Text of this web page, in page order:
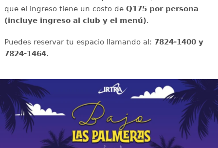
que el ingreso tiene un costo de Q175 por persona
(incluye ingreso al club y el menú).
Puedes reservar tu espacio llamando al: 7824-1400 y
7824-1464.